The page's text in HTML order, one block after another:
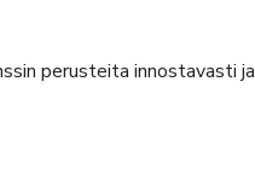
perusteita innostavasti ja